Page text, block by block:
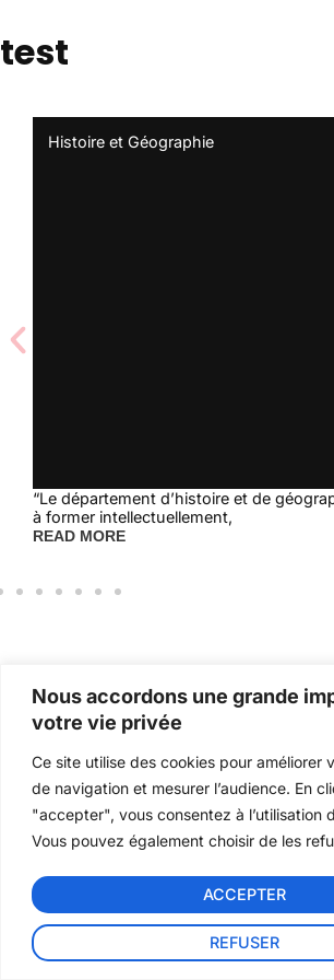
Nous accordons une grande
votre vie privée
Ce site utilise des cookies pour améliorer
de navigation et mesurer l’audience. En
"accepter", vous consentez à l’utilisation
Vous pouvez également choisir de les
REFUSER
ACCEPTER
test
Histoire et Géographie
“Le département d’histoire et de
à former intellectuellement,
READ MORE